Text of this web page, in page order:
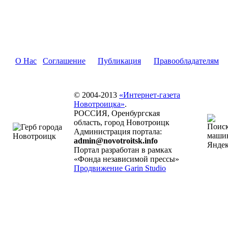
О Нас Соглашение Публикация Правообладателям
© 2004-2013 «Интернет-газета
Новотроицка».
РОССИЯ, Оренбургская
область, город Новотроицк
Администрация портала:
admin@novotroitsk.info
Портал разработан в рамках
«Фонда независимой прессы»
Продвижение Garin Studio